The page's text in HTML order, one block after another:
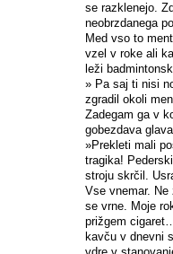
se razklenejo.
neobrzdanega
Med vso to
vzel v roke ali
leži
» Pa saj ti nisi
zgradil okoli
Zadegam ga v
gobezdava
»Prekleti mali
tragika!
stroju skrčil.
Vse vnemar.
se vrne. Moje
prižgem
kavču v dnevni